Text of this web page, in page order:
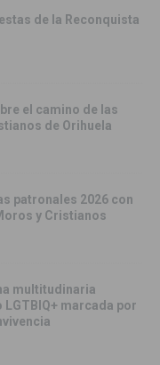
de la Reconquista
el camino de las
de Orihuela
patronales 2026 con
y Cristianos
multitudinaria
marcada por